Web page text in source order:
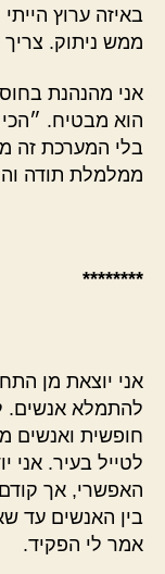
באיזה ערוץ
ממש ניתוק.
אני מהנהנת
הוא מבטיח.
בלי המערכת זה
ממלמלת תודה
********
אני יוצאת מן
להתמלא אנשים.
חופשית ואנשים
לטייל בעיר. אני
האפשרי, אך
בין האנשים עד
אמר לי הפקיד.